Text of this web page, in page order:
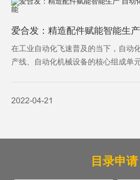
在工业自动化飞速普及的当下，自动
产线、自动化机械设备的核心组成单
成自动化输送、加工、分拣、检测等
2022-04-21
目录申请